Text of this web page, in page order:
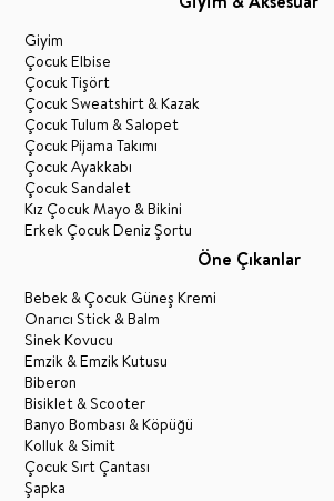
Giyim
Çocuk Elbise
Çocuk Tişört
Çocuk Sweatshirt & Kazak
Çocuk Tulum & Salopet
Çocuk Pijama Takımı
Çocuk Ayakkabı
Çocuk Sandalet
Kız Çocuk Mayo & Bikini
Erkek Çocuk Deniz Şortu
Öne Çıkanlar
Bebek & Çocuk Güneş Kremi
Onarıcı Stick & Balm
Sinek Kovucu
Emzik & Emzik Kutusu
Biberon
Bisiklet & Scooter
Banyo Bombası & Köpüğü
Kolluk & Simit
Çocuk Sırt Çantası
Şapka